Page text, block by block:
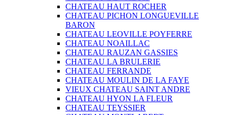
CHATEAU HAUT ROCHER
CHATEAU PICHON LONGUEVILLE
BARON
CHATEAU LEOVILLE POYFERRE
CHATEAU NOAILLAC
CHATEAU RAUZAN GASSIES
CHATEAU LA BRULERIE
CHATEAU FERRANDE
CHATEAU MOULIN DE LA FAYE
VIEUX CHATEAU SAINT ANDRE
CHATEAU HYON LA FLEUR
CHATEAU TEYSSIER